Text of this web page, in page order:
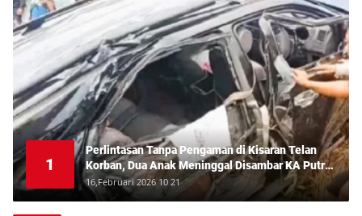
1
Perlintasan Tanpa Pengaman di Kisaran Telan
Korban, Dua Anak Meninggal Disambar KA Putri
Deli
16,Februari 2026 10 21